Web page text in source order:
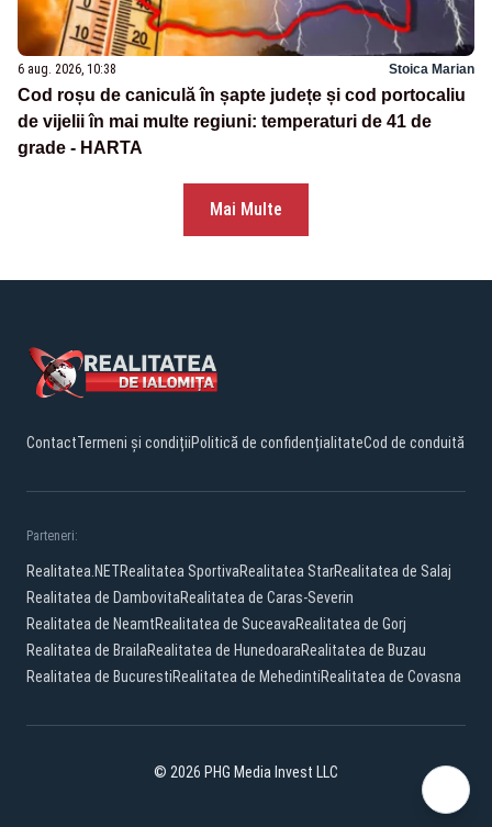
6 aug. 2026, 10:38 Stoica Marian
Cod roșu de caniculă în șapte județe și cod portocaliu
de vijelii în mai multe regiuni: temperaturi de 41 de
grade - HARTA
Mai Multe
ContactTermeni și condițiiPolitică de confidențialitateCod de conduită
Parteneri:
Realitatea.NETRealitatea SportivaRealitatea StarRealitatea de Salaj
Realitatea de DambovitaRealitatea de Caras-Severin
Realitatea de NeamtRealitatea de SuceavaRealitatea de Gorj
Realitatea de BrailaRealitatea de HunedoaraRealitatea de Buzau
Realitatea de BucurestiRealitatea de MehedintiRealitatea de Covasna
© 2026 PHG Media Invest LLC